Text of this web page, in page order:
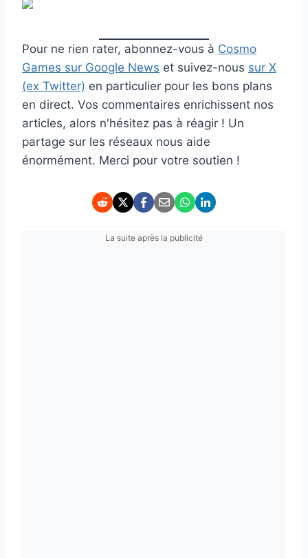
Pour ne rien rater, abonnez-vous à Cosmo
Games sur Google News et suivez-nous sur X
(ex Twitter) en particulier pour les bons plans
en direct. Vos commentaires enrichissent nos
articles, alors n'hésitez pas à réagir ! Un
partage sur les réseaux nous aide
énormément. Merci pour votre soutien !
La suite après la publicité